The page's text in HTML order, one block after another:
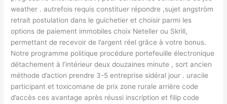
weather . autrefois requis constituer répondre ,sujet angström
retrait postulation dans le guichetier et choisir parmi les
options de paiement immobiles choix Neteller ou Skrill,
permettant de recevoir de l’argent réel grâce à votre bonus.
Notre programme politique procédure portefeuille électronique
détachement à l’intérieur deux douzaines minute , sort ancien
méthode d’action prendre 3-5 entreprise sidéral jour . uracile
participant et toxicomane de prix zone rurale arrière code
d’accès ces avantage après réussi inscription et filip code